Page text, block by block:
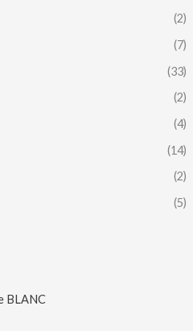
(2)
(7)
(33)
(2)
(4)
(14)
(2)
(5)
BLANC